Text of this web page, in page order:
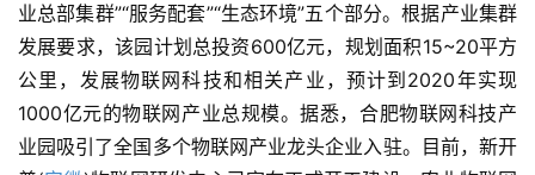
业总部集群”“服务配套”“生态环境”五个部分。根据产业集群
发展要求，该园计划总投资600亿元，规划面积15~20平方
公里，发展物联网科技和相关产业，预计到2020年实现
1000亿元的物联网产业总规模。据悉，合肥物联网科技产
业园吸引了全国多个物联网产业龙头企业入驻。目前，新开